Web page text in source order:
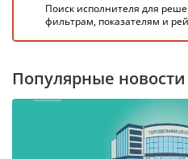
Поиск исполнителя для
фильтрам, показателям и
Популярные новости